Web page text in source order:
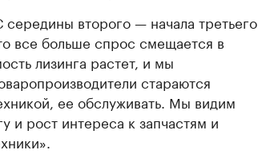
середины второго — начала третьего
все больше спрос смещается в
лизинга растет, и мы
стараются
ее обслуживать. Мы видим
и рост интереса к запчастям и